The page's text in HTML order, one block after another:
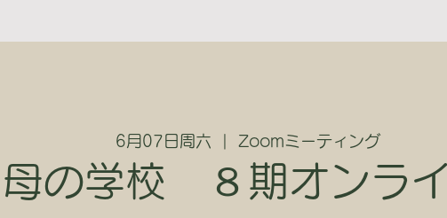
6月07日周六 Zoomミーティング
母の学校 ８期オンラ